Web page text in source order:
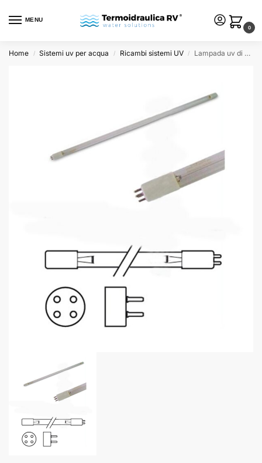
MENU
0
Home / Sistemi uv per acqua / Ricambi sistemi UV / Lampada uv di ricambio 39W – attacco 4 pin singolo